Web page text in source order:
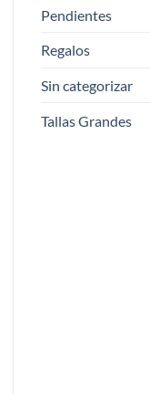
Pendientes
Regalos
Sin categorizar
Tallas Grandes